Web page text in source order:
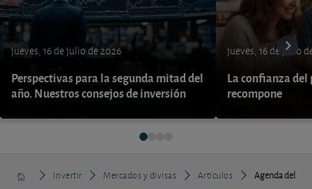
jueves, 16 de julio de 2026
Perspectivas para la segunda mitad del
año. Nuestros consejos de inversión
jueves, 16 de julio
La confianza del
recompone
Invertir Mercados y divisas Artículos
Agenda del